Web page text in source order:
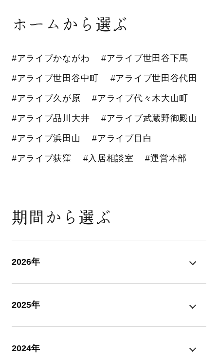
ホームから選ぶ
#アライブかながわ #アライブ世田谷下馬
#アライブ世田谷中町 #アライブ世田谷代田
#アライブ久が原 #アライブ代々木大山町
#アライブ品川大井 #アライブ武蔵野御殿山
#アライブ浜田山 #アライブ目白
#アライブ荻窪 #入居相談室 #運営本部
期間から選ぶ
2026年
2025年
2024年